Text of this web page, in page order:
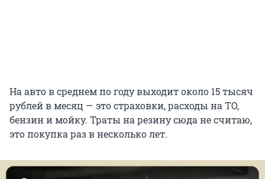
На авто в среднем по году выходит около 15 тысяч
рублей в месяц — это страховки, расходы на ТО,
бензин и мойку. Траты на резину сюда не считаю,
это покупка раз в несколько лет.